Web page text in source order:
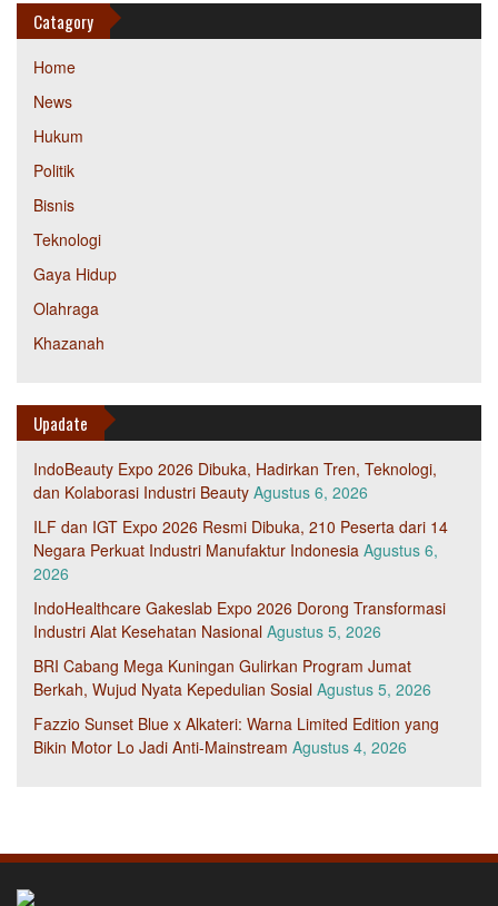
Catagory
Home
News
Hukum
Politik
Bisnis
Teknologi
Gaya Hidup
Olahraga
Khazanah
Upadate
IndoBeauty Expo 2026 Dibuka, Hadirkan Tren, Teknologi,
dan Kolaborasi Industri Beauty Agustus 6, 2026
ILF dan IGT Expo 2026 Resmi Dibuka, 210 Peserta dari 14
Negara Perkuat Industri Manufaktur Indonesia Agustus 6,
2026
IndoHealthcare Gakeslab Expo 2026 Dorong Transformasi
Industri Alat Kesehatan Nasional Agustus 5, 2026
BRI Cabang Mega Kuningan Gulirkan Program Jumat
Berkah, Wujud Nyata Kepedulian Sosial Agustus 5, 2026
Fazzio Sunset Blue x Alkateri: Warna Limited Edition yang
Bikin Motor Lo Jadi Anti-Mainstream Agustus 4, 2026